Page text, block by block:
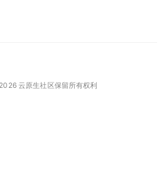
云原生社区保留所有权利